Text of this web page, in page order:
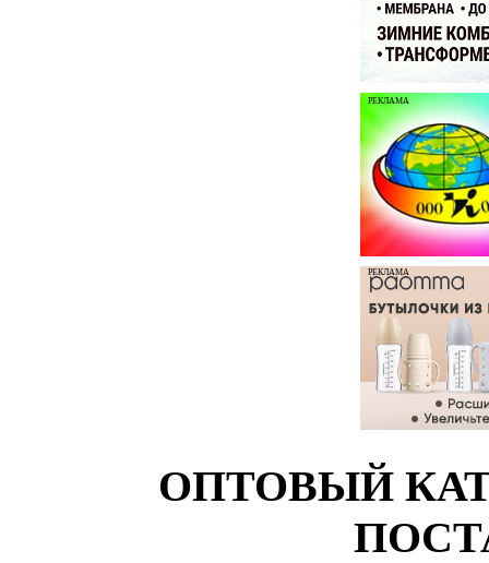
РЕКЛАМА
РЕКЛАМА
ОПТОВЫЙ